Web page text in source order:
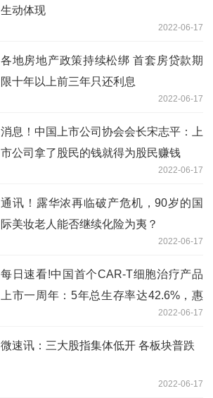
生动体现
2022-06-17
各地房地产政策持续松绑 首套房贷款期
限十年以上前三年只还利息
2022-06-17
消息！中国上市公司协会会长宋志平：上
市公司拿了股民的钱就得为股民赚钱
2022-06-17
通讯！露华浓再临破产危机，90岁的国
际美妆老人能否继续化险为夷？
2022-06-17
每日速看!中国首个CAR-T细胞治疗产品
上市一周年：5年总生存率达42.6%，惠
2022-06-17
微速讯：三大股指集体低开 各板块普跌
2022-06-17